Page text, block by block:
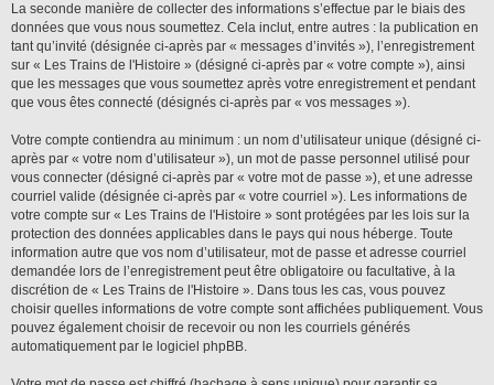
La seconde manière de collecter des informations s’effectue par le biais des
données que vous nous soumettez. Cela inclut, entre autres : la publication en
tant qu’invité (désignée ci-après par « messages d’invités »), l’enregistrement
sur « Les Trains de l'Histoire » (désigné ci-après par « votre compte »), ainsi
que les messages que vous soumettez après votre enregistrement et pendant
que vous êtes connecté (désignés ci-après par « vos messages »).
Votre compte contiendra au minimum : un nom d’utilisateur unique (désigné ci-
après par « votre nom d’utilisateur »), un mot de passe personnel utilisé pour
vous connecter (désigné ci-après par « votre mot de passe »), et une adresse
courriel valide (désignée ci-après par « votre courriel »). Les informations de
votre compte sur « Les Trains de l'Histoire » sont protégées par les lois sur la
protection des données applicables dans le pays qui nous héberge. Toute
information autre que vos nom d’utilisateur, mot de passe et adresse courriel
demandée lors de l’enregistrement peut être obligatoire ou facultative, à la
discrétion de « Les Trains de l'Histoire ». Dans tous les cas, vous pouvez
choisir quelles informations de votre compte sont affichées publiquement. Vous
pouvez également choisir de recevoir ou non les courriels générés
automatiquement par le logiciel phpBB.